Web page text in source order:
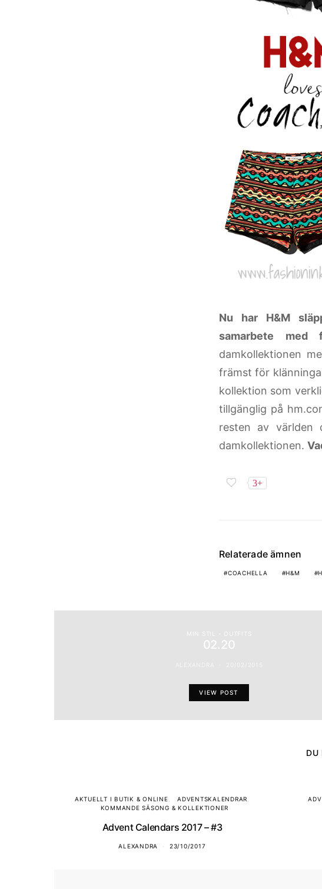
Nu har H&M
samarbete med
damkollektionen
främst för
kollektion som
tillgänglig på
resten av världen
damkollektionen.
3+
Relaterade ämnen
COACHELLA H&M
02.20
VIEW POST
DU
AKTUELLT I BUTIK & ONLINE
ADVENTSKALENDRAR
KOMMANDE SÄSONG & KOLLEKTIONER
Advent Calendars 2017 – #3
ALEXANDRA 23/10/2017